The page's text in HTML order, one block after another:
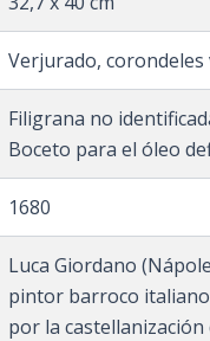
Verjurado, corondeles
Filigrana no
Boceto para el óleo
1680
Luca Giordano
pintor barroco
por la castellanización